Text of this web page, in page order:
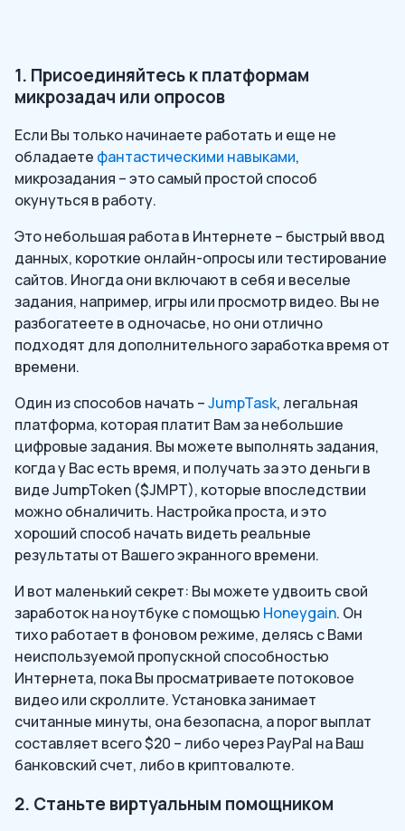
1. Присоединяйтесь к платформам
микрозадач или опросов
Если Вы только начинаете работать и еще не
обладаете фантастическими навыками,
микрозадания – это самый простой способ
окунуться в работу.
Это небольшая работа в Интернете – быстрый ввод
данных, короткие онлайн-опросы или тестирование
сайтов. Иногда они включают в себя и веселые
задания, например, игры или просмотр видео. Вы не
разбогатеете в одночасье, но они отлично
подходят для дополнительного заработка время от
времени.
Один из способов начать –JumpTask, легальная
платформа, которая платит Вам за небольшие
цифровые задания. Вы можете выполнять задания,
когда у Вас есть время, и получать за это деньги в
виде JumpToken ($JMPT), которые впоследствии
можно обналичить. Настройка проста, и это
хороший способ начать видеть реальные
результаты от Вашего экранного времени.
И вот маленький секрет: Вы можете удвоить свой
заработок на ноутбуке с помощью Honeygain. Он
тихо работает в фоновом режиме, делясь с Вами
неиспользуемой пропускной способностью
Интернета, пока Вы просматриваете потоковое
видео или скроллите. Установка занимает
считанные минуты, она безопасна, а порог выплат
составляет всего $20 – либо через PayPal на Ваш
банковский счет, либо в криптовалюте.
2. Станьте виртуальным помощником